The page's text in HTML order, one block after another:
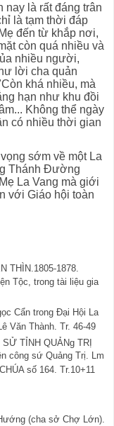
nay là rất đáng trân
là tạm thời đáp
đến từ khắp nơi,
còn quá nhiều và
nhiều người,
lời cha quản
khá nhiều, mà
hạn như khu đồi
Không thể ngày
có nhiều thời gian
sớm về một La
Thánh Đường
La Vang mà giới
với Giáo hội toàn
THÌN.1805-1878.
Tộc, trong tài liệu gia
Cẩn trong Đại Hội La
Văn Thành. Tr. 46-49
TỈNH QUẢNg TRỊ
công sứ Quảng Trị. Lm
số 164. Tr.10+11
(cha sở Chợ Lớn).